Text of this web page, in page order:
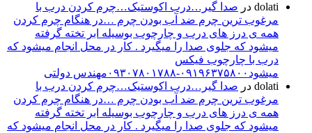
dolati در صدا گیر…درب اکوستیک…چرم کردن درب با
مرغوب ترین چرم ضد آب بودن چرم …در هنگام چرم کردن
همه ی درز های درب و چارچوب بوسیله ابر تخته گرفته
میشود که جلوی صدا را میگیرد . کار در محل انجام میشود که
درب با چارچوب فیکس
میشود۰۹۱۹۶۳۷۵۸۰۰-۰۹۳۰۷۸۰۱۷۸۸مهندس دولتی
dolati در صدا گیر…درب اکوستیک…چرم کردن درب با
مرغوب ترین چرم ضد آب بودن چرم …در هنگام چرم کردن
همه ی درز های درب و چارچوب بوسیله ابر تخته گرفته
میشود که جلوی صدا را میگیرد . کار در محل انجام میشود که